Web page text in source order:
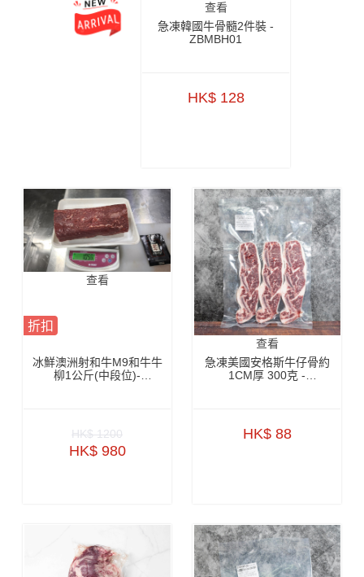
查看
急凍韓國牛骨髓2件裝 -
ZBMBH01
HK$ 128
查看
折扣
冰鮮澳洲射和牛M9和牛牛
柳1公斤(中段位)-
HK$ 1200
HK$ 980
查看
急凍美國安格斯牛仔骨約
1CM厚 300克 -
HK$ 88